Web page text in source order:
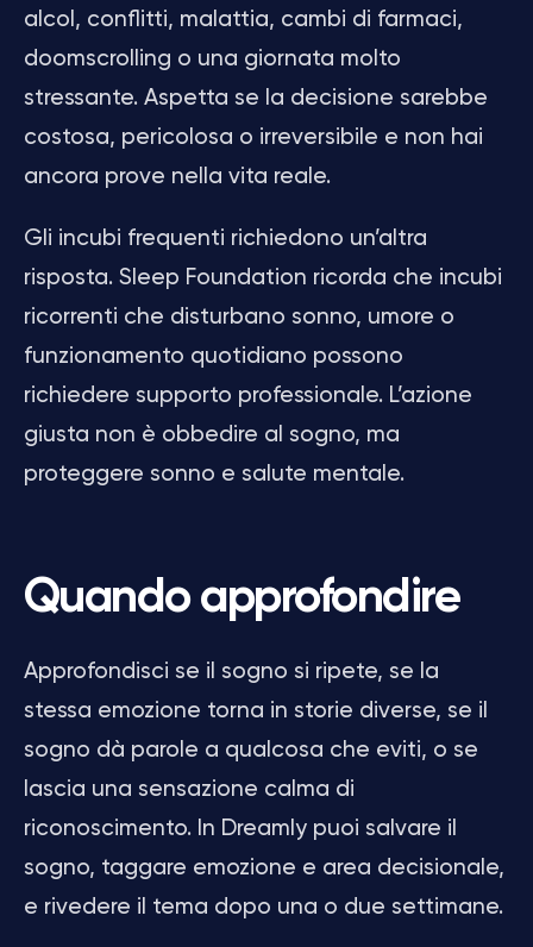
alcol, conflitti, malattia, cambi di farmaci,
doomscrolling o una giornata molto
stressante. Aspetta se la decisione sarebbe
costosa, pericolosa o irreversibile e non hai
ancora prove nella vita reale.
Gli incubi frequenti richiedono un’altra
risposta. Sleep Foundation ricorda che incubi
ricorrenti che disturbano sonno, umore o
funzionamento quotidiano possono
richiedere supporto professionale. L’azione
giusta non è obbedire al sogno, ma
proteggere sonno e salute mentale.
Quando approfondire
Approfondisci se il sogno si ripete, se la
stessa emozione torna in storie diverse, se il
sogno dà parole a qualcosa che eviti, o se
lascia una sensazione calma di
riconoscimento. In Dreamly puoi salvare il
sogno, taggare emozione e area decisionale,
e rivedere il tema dopo una o due settimane.